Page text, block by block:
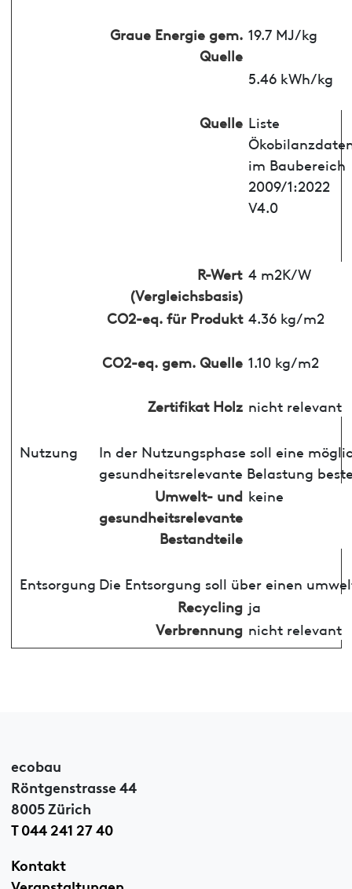
Graue Energie gem.
Quelle
19.7 MJ/kg
5.46 kWh/kg
Quelle Liste
im Baubereich
2009/1:2022
V4.0
R-Wert
(Vergleichsbasis)
4 m2K/W
CO2-eq. für Produkt 4.36 kg/m2
CO2-eq. gem. Quelle 1.10 kg/m2
Zertifikat Holz nicht relevant
Nutzung
In der Nutzungsphase soll eine
gesundheitsrelevante Belastung
Umwelt- und
gesundheitsrelevante
Bestandteile
keine
Entsorgung Die Entsorgung soll über einen
Recycling ja
Verbrennung nicht relevant
ecobau
Röntgenstrasse 44
8005 Zürich
T 044 241 27 40
Kontakt
Veranstaltungen